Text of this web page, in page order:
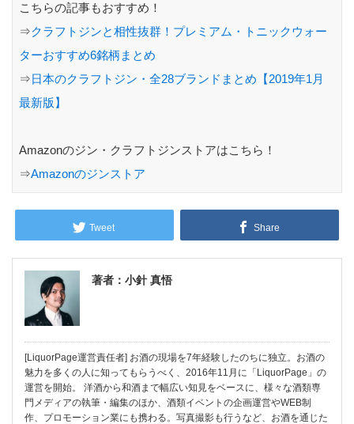
こちらの記事もおすすめ！
⇒クラフトジンと相性抜群！プレミアム・トニックウォー
ターおすすめ6銘柄まとめ
⇒日本のクラフトジン・全28ブランドまとめ【2019年1月
最新版】
Amazonのジン・クラフトジンストアはこちら！
⇒Amazonのジンストア
Tweet Share
著者：小針 真悟
[LiquorPage運営責任者] お酒の現場を7年経験したのちに独立。お酒の
魅力を多くの人に知ってもらうべく、2016年11月に「LiquorPage」の
運営を開始。 洋酒から和酒まで幅広い知見をベースに、様々な酒類専
門メディアの執筆・編集のほか、酒類イベントの企画運営やWEB制
作、プロモーション業にも携わる。写真撮影も行うなど、お酒を通じた